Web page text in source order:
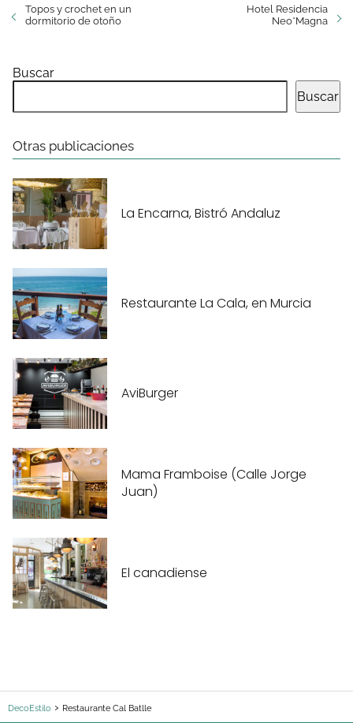
Topos y crochet en un
dormitorio de otoño
Hotel Residencia
Neo*Magna
Buscar
Buscar
Otras publicaciones
La Encarna, Bistró Andaluz
Restaurante La Cala, en Murcia
AviBurger
Mama Framboise (Calle Jorge
Juan)
El canadiense
DecoEstilo Restaurante Cal Batlle